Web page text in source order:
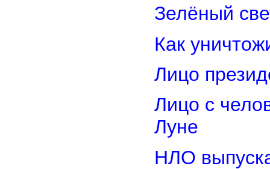
Зелёный
Как
Лицо
Лицо с
Луне
НЛО